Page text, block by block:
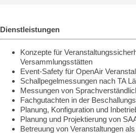
Dienstleistungen
Konzepte für
Versammlungsstätten
Event-Safety für OpenAir
Schallpegelmessungen nach TA
Messungen von
Fachgutachten in der
Planung, Konfiguration und
Planung und Projektierung von
Betreuung von Veranstaltungen